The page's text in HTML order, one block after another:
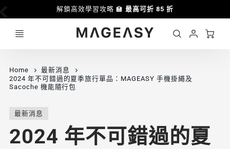
解鎖高效學習攻略 🏫 最高可折 85 折
Home
最新消息
2024 年不可錯過的夏季旅行單品：MAGEASY 手機掛繩及
Sacoche 機能隨行包
最新消息
2024 年不可錯過的夏